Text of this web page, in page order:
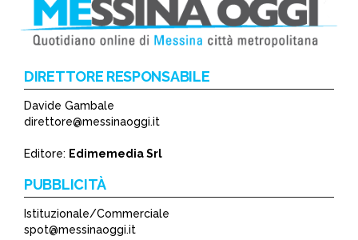
DIRETTORE RESPONSABILE
Davide Gambale
direttore@messinaoggi.it
Editore: Edimemedia Srl
PUBBLICITÀ
Istituzionale/Commerciale
spot@messinaoggi.it